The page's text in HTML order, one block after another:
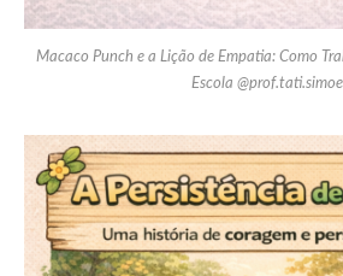
Macaco Punch e a Lição de Empatia: Como
Escola